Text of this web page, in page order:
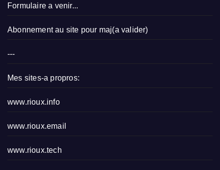
Formulaire a venir...
Abonnement au site pour maj(a valider)
---
Mes sites-a propros:
www.rioux.info
www.rioux.email
www.rioux.tech